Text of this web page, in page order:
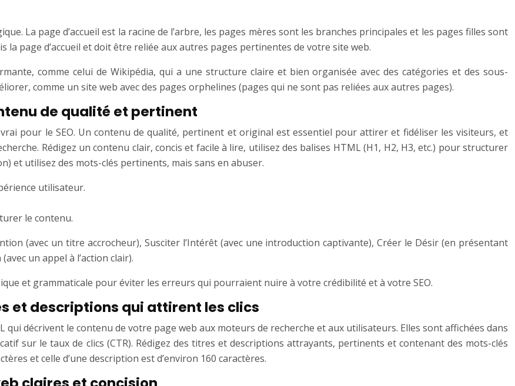
La page d’accueil est la racine de l’arbre, les pages mères sont les branches principales et les pages filles sont
la page d’accueil et doit être reliée aux autres pages pertinentes de votre site web.
comme celui de Wikipédia, qui a une structure claire et bien organisée avec des catégories et des sous-
comme un site web avec des pages orphelines (pages qui ne sont pas reliées aux autres pages).
de qualité et pertinent
pour le SEO. Un contenu de qualité, pertinent et original est essentiel pour attirer et fidéliser les visiteurs, et
Rédigez un contenu clair, concis et facile à lire, utilisez des balises HTML (H1, H2, H3, etc.) pour structurer
et utilisez des mots-clés pertinents, mais sans en abuser.
utilisateur.
le contenu.
(avec un titre accrocheur), Susciter l’Intérêt (avec une introduction captivante), Créer le Désir (en présentant
un appel à l’action clair).
et grammaticale pour éviter les erreurs qui pourraient nuire à votre crédibilité et à votre SEO.
et descriptions qui attirent les clics
décrivent le contenu de votre page web aux moteurs de recherche et aux utilisateurs. Elles sont affichées dans
sur le taux de clics (CTR). Rédigez des titres et descriptions attrayants, pertinents et contenant des mots-clés
et celle d’une description est d’environ 160 caractères.